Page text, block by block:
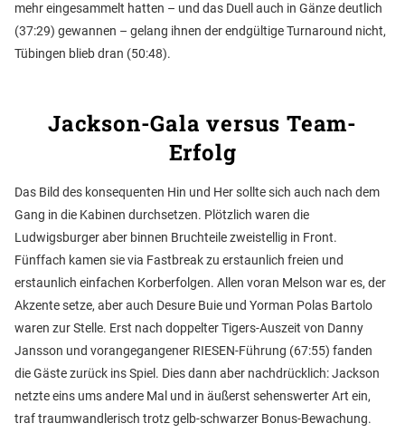
mehr eingesammelt hatten – und das Duell auch in Gänze deutlich
(37:29) gewannen – gelang ihnen der endgültige Turnaround nicht,
Tübingen blieb dran (50:48).
Jackson-Gala versus Team-
Erfolg
Das Bild des konsequenten Hin und Her sollte sich auch nach dem
Gang in die Kabinen durchsetzen. Plötzlich waren die
Ludwigsburger aber binnen Bruchteile zweistellig in Front.
Fünffach kamen sie via Fastbreak zu erstaunlich freien und
erstaunlich einfachen Korberfolgen. Allen voran Melson war es, der
Akzente setze, aber auch Desure Buie und Yorman Polas Bartolo
waren zur Stelle. Erst nach doppelter Tigers-Auszeit von Danny
Jansson und vorangegangener RIESEN-Führung (67:55) fanden
die Gäste zurück ins Spiel. Dies dann aber nachdrücklich: Jackson
netzte eins ums andere Mal und in äußerst sehenswerter Art ein,
traf traumwandlerisch trotz gelb-schwarzer Bonus-Bewachung.